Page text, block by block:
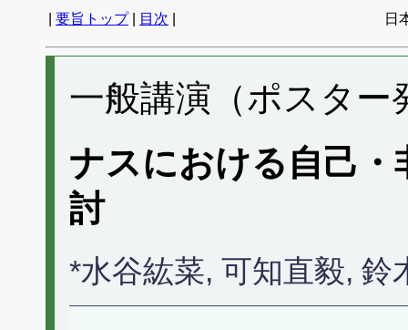
要旨トップ| 目次 日
一般講演（ポスター
ナスにおける自己・
討
*水谷紘菜, 可知直毅, 鈴